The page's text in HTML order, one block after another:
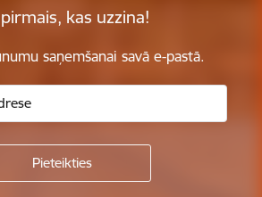
kas uzzina!
saņemšanai savā e-pastā.